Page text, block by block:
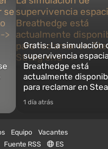
Gratis: La simulación
supervivencia
Breathedge está
actualmente
para reclamar en
1 día atrás
Equipo
Vacantes
Fuente RSS ES